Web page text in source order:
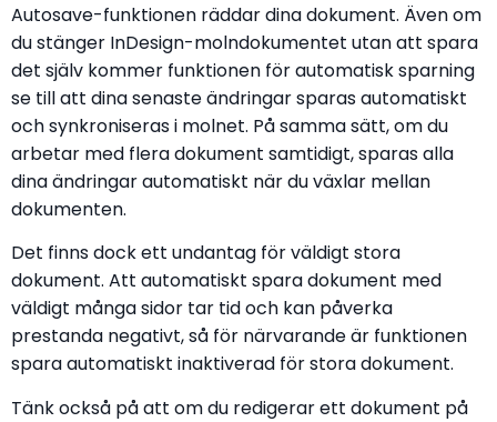
Autosave-funktionen räddar dina dokument. Även om
du stänger InDesign-molndokumentet utan att spara
det själv kommer funktionen för automatisk sparning
se till att dina senaste ändringar sparas automatiskt
och synkroniseras i molnet. På samma sätt, om du
arbetar med flera dokument samtidigt, sparas alla
dina ändringar automatiskt när du växlar mellan
dokumenten.
Det finns dock ett undantag för väldigt stora
dokument. Att automatiskt spara dokument med
väldigt många sidor tar tid och kan påverka
prestanda negativt, så för närvarande är funktionen
spara automatiskt inaktiverad för stora dokument.
Tänk också på att om du redigerar ett dokument på